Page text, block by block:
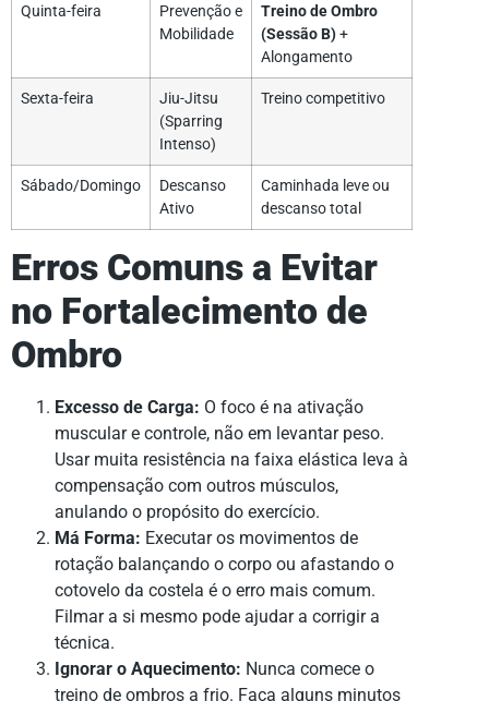
Quinta-feira
Prevenção e
Mobilidade
Treino de Ombro
(Sessão B)+
Alongamento
Sexta-feira
Jiu-Jitsu
(Sparring
Intenso)
Treino competitivo
Sábado/Domingo
Descanso
Ativo
Caminhada leve ou
descanso total
Erros Comuns a Evitar
no Fortalecimento de
Ombro
Excesso de Carga: O foco é na ativação
muscular e controle, não em levantar peso.
Usar muita resistência na faixa elástica leva à
compensação com outros músculos,
anulando o propósito do exercício.
Má Forma: Executar os movimentos de
rotação balançando o corpo ou afastando o
cotovelo da costela é o erro mais comum.
Filmar a si mesmo pode ajudar a corrigir a
técnica.
Ignorar o Aquecimento: Nunca comece o
treino de ombros a frio. Faça alguns minutos